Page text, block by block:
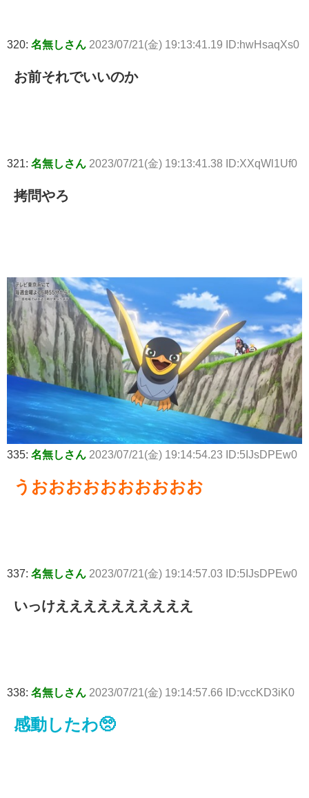
320: 名無しさん 2023/07/21(金) 19:13:41.19 ID:hwHsaqXs0
お前それでいいのか
321: 名無しさん 2023/07/21(金) 19:13:41.38 ID:XXqWl1Uf0
拷問やろ
335: 名無しさん 2023/07/21(金) 19:14:54.23 ID:5IJsDPEw0
うおおおおおおおおおお
337: 名無しさん 2023/07/21(金) 19:14:57.03 ID:5IJsDPEw0
いっけええええええええええ
338: 名無しさん 2023/07/21(金) 19:14:57.66 ID:vccKD3iK0
感動したわ🥺